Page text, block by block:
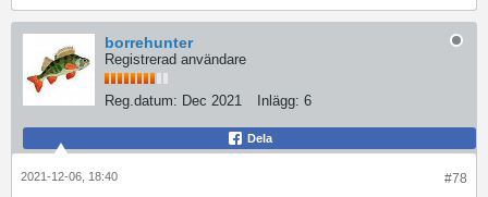
borrehunter
Registrerad användare
Reg.datum: Dec 2021 Inlägg: 6
Dela
#78
2021-12-06, 18:40